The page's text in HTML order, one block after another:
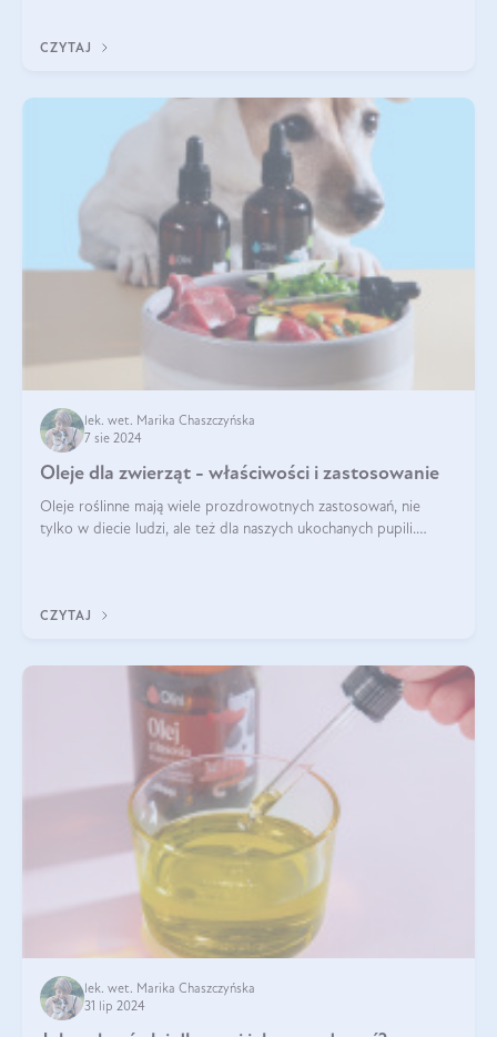
CZYTAJ
lek. wet. Marika Chaszczyńska
7 sie 2024
Oleje dla zwierząt - właściwości i zastosowanie
Oleje roślinne mają wiele prozdrowotnych zastosowań, nie
tylko w diecie ludzi, ale też dla naszych ukochanych pupili.
CZYTAJ
lek. wet. Marika Chaszczyńska
31 lip 2024